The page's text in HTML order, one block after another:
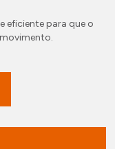
eficiente para que o